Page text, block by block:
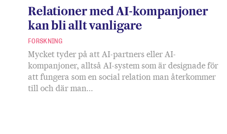
Relationer med AI-kompanjoner
kan bli allt vanligare
FORSKNING
Mycket tyder på att AI-partners eller AI-
kompanjoner, alltså AI-system som är designade för
att fungera som en social relation man återkommer
till och där man…